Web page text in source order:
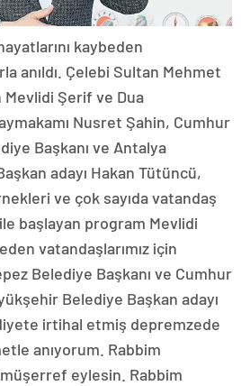
kaybeden
anıldı. Çelebi Sultan Mehmet
Mevlidi Şerif ve Dua
Nusret Şahin, Cumhur
Başkanı ve Antalya
adayı Hakan Tütüncü,
ve çok sayıda vatandaş
başlayan program Mevlidi
vatandaşlarımız için
Belediye Başkanı ve Cumhur
Belediye Başkan adayı
irtihal etmiş depremzede
anıyorum. Rabbim
eylesin. Rabbim